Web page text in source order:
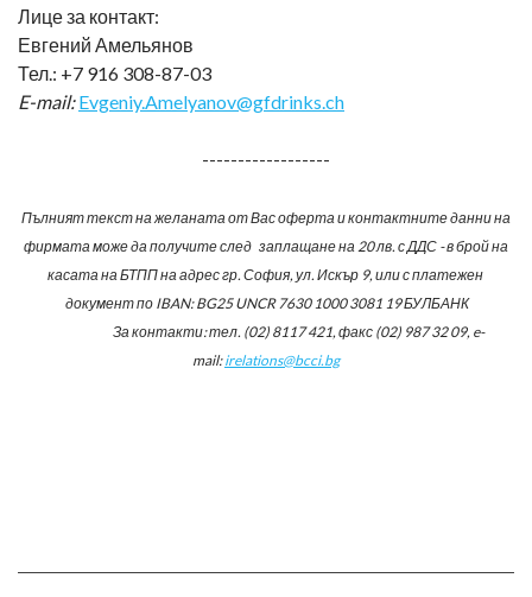
Лице за контакт:
Евгений Амельянов
Тел.: +7 916 308-87-03
E-mail:Evgeniy.Amelyanov@gfdrinks.ch
------------------
Пълният текст на желаната от Вас оферта и контактните данни на
фирмата може да получите след заплащане на 20 лв. с ДДС - в брой на
касата на БТПП на адрес гр. София, ул. Искър 9, или с платежен
документ по IBAN: BG25 UNCR 7630 1000 3081 19 БУЛБАНК
За контакти: тел. (02) 8117 421, факс (02) 987 32 09, e-
mail:irelations@bcci.bg